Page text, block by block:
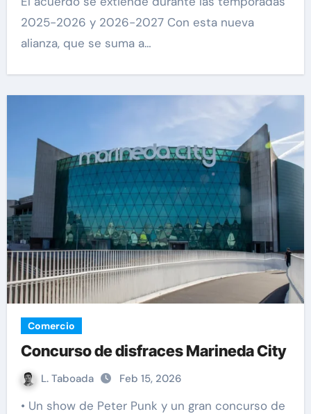
2025-2026 y 2026-2027 Con esta nueva
alianza, que se suma a…
Comercio
Concurso de disfraces Marineda City
L. Taboada Feb 15, 2026
• Un show de Peter Punk y un gran concurso de